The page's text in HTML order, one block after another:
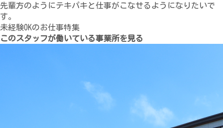
先輩方のようにテキパキと仕事がこなせるようになりたいで
す。
未経験OKのお仕事特集
このスタッフが働いている事業所を見る